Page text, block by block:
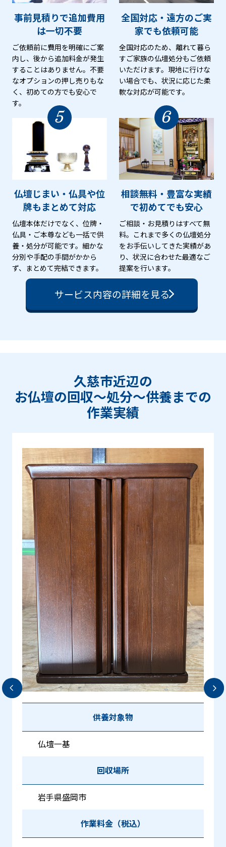
事前見積りで追加費用
は一切不要
ご依頼前に費用を明確にご案
内し、後から追加料金が発生
することはありません。不要
なオプションの押し売りもな
く、初めての方でも安心で
す。
全国対応・遠方のご実
家でも依頼可能
全国対応のため、離れて暮ら
すご家族の仏壇処分もご依頼
いただけます。現地に行けな
い場合でも、状況に応じた柔
軟な対応が可能です。
5
仏壇じまい・仏具や位
牌もまとめて対応
仏壇本体だけでなく、位牌・
仏具・ご本尊なども一括で供
養・処分が可能です。細かな
分別や手配の手間がかから
ず、まとめて完結できます。
6
相談無料・豊富な実績
で初めてでも安心
ご相談・お見積りはすべて無
料。これまで多くの仏壇処分
をお手伝いしてきた実績があ
り、状況に合わせた最適なご
提案を行います。
サービス内容の詳細を見る
久慈市近辺の
お仏壇の回収〜処分〜供養までの
作業実績
供養対象物
仏壇一基
回収場所
岩手県盛岡市
作業料金（税込）